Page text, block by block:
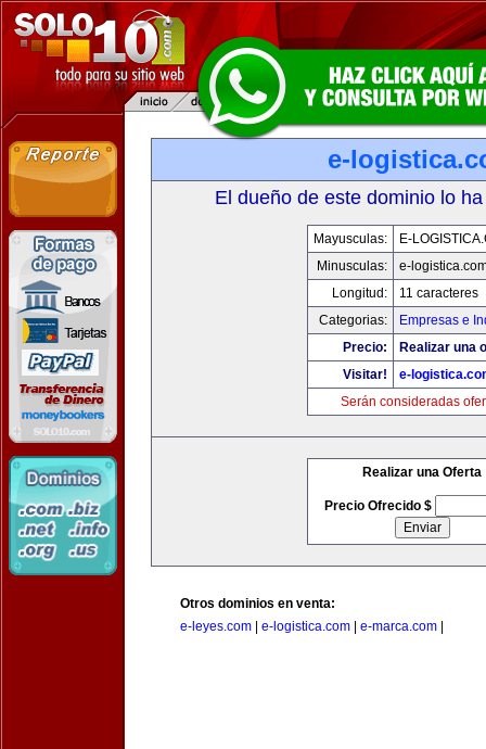
e-
El dueño de este dominio lo
Mayusculas:
E-
Minusculas:
e-
Longitud:
11 caracteres
Categorias:
Empresas e
Precio:
Realizar una
Visitar!
e-
Serán consideradas
Realizar una Oferta
Precio Ofrecido $
Otros dominios en venta:
e-leyes.com
e-logistica.com e-marca.com